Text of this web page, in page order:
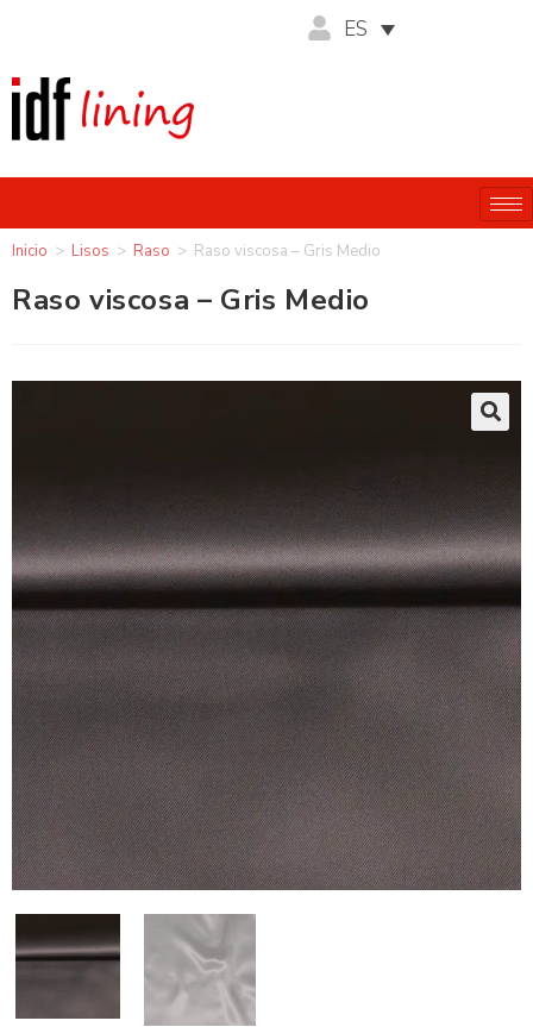
ES
Inicio > Lisos > Raso > Raso viscosa – Gris Medio
Raso viscosa – Gris Medio